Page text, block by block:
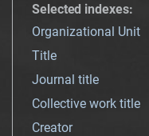
Selected indexes:
Organizational Unit
Title
Journal title
Collective work title
Creator